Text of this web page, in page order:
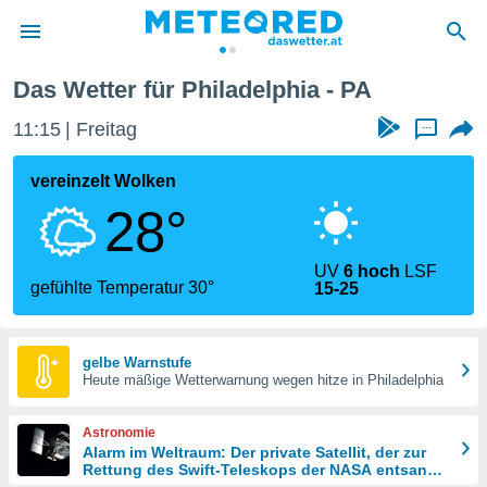
wurde
dass
sind.
diese
Das Wetter für Philadelphia - PA
11:15 Freitag ...
vereinzelt Wolken
28°
gefühlte Temperatur 30°
UV6 hoch LSF
15-25
gelbe Warnstufe
Heute mäßige Wetterwarnung wegen hitze in Philadelphia
Astronomie
Alarm im Weltraum: Der private Satellit, der zur
Rettung des Swift-Teleskops der NASA entsandt